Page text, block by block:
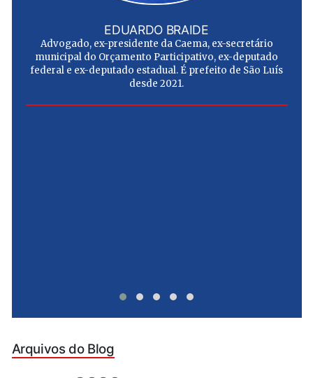
EDUARDO BRAIDE
Advogado, ex-presidente da Caema, ex-secretário
municipal do Orçamento Participativo, ex-deputado
federal e ex-deputado estadual. É prefeito de São Luís
desde 2021.
Arquivos do Blog